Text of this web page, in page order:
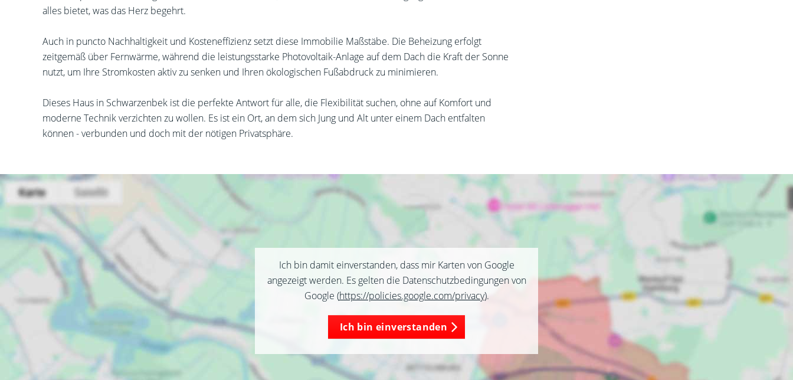
alles bietet, was das Herz begehrt.
Auch in puncto Nachhaltigkeit und Kosteneffizienz setzt diese Immobilie Maßstäbe. Die Beheizung erfolgt
zeitgemäß über Fernwärme, während die leistungsstarke Photovoltaik-Anlage auf dem Dach die Kraft der Sonne
nutzt, um Ihre Stromkosten aktiv zu senken und Ihren ökologischen Fußabdruck zu minimieren.
Dieses Haus in Schwarzenbek ist die perfekte Antwort für alle, die Flexibilität suchen, ohne auf Komfort und
moderne Technik verzichten zu wollen. Es ist ein Ort, an dem sich Jung und Alt unter einem Dach entfalten
können - verbunden und doch mit der nötigen Privatsphäre.
Ich bin damit einverstanden, dass mir Karten von Google
angezeigt werden. Es gelten die Datenschutzbedingungen von
Google (https://policies.google.com/privacy).
Ich bin einverstanden